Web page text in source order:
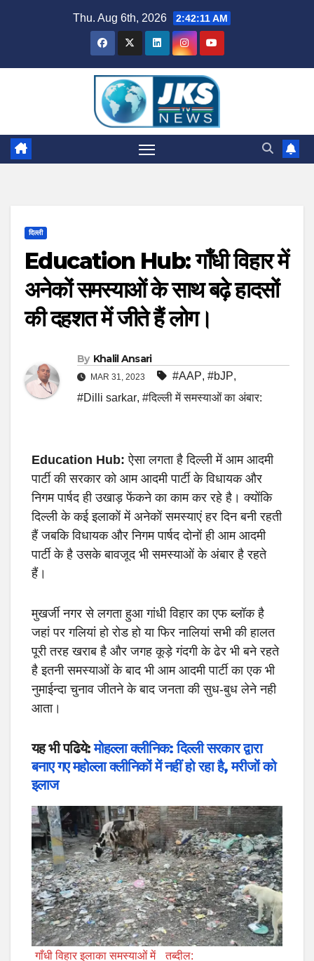
Thu. Aug 6th, 2026 2:42:13 AM
दिल्ली
Education Hub: गाँधी विहार में
अनेकों समस्याओं के साथ बढ़े हादसों
की दहशत में जीते हैं लोग।
By Khalil Ansari
MAR 31, 2023 #AAP, #bJP,
#Dilli sarkar, #दिल्ली में समस्याओं का अंबार:
Education Hub: ऐसा लगता है दिल्ली में आम आदमी
पार्टी की सरकार को आम आदमी पार्टी के विधायक और
निगम पार्षद ही उखाड़ फेंकने का काम कर रहे है। क्योंकि
दिल्ली के कई इलाकों में अनेकों समस्याएं हर दिन बनी रहती
हैं जबकि विधायक और निगम पार्षद दोनों ही आम आदमी
पार्टी के है उसके बावजूद भी समस्याओं के अंबार है रहते
हैं।
मुखर्जी नगर से लगता हुआ गांधी विहार का एफ ब्लॉक है
जहां पर गलियां हो रोड हो या फिर नालियां सभी की हालत
पूरी तरह खराब है और जगह कूड़े गंदगी के ढेर भी बने रहते
है इतनी समस्याओं के बाद भी आम आदमी पार्टी का एक भी
नुमाईन्दा चुनाव जीतने के बाद जनता की सुध-बुध लेने नही
आता।
यह भी पढिये:मोहल्ला क्लीनिक: दिल्ली सरकार द्वारा
बनाए गए महोल्ला क्लीनिकों में नहीं हो रहा है, मरीजों को
इलाज
गाँधी विहार इलाका समस्याओं में तब्दील: